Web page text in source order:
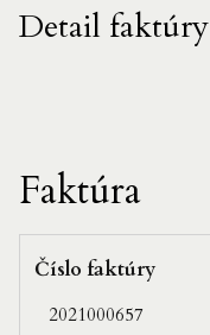
Detail faktúry
Faktúra
Číslo faktúry
2021000657